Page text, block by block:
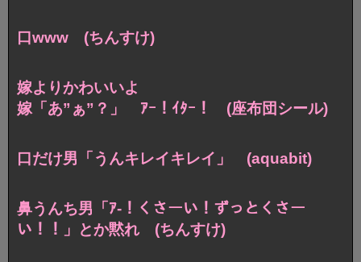
口www (ちんすけ)
嫁よりかわいいよ
嫁「あ”ぁ”？」 ｱｰ！ｲﾀｰ！ (座布団シール)
口だけ男「うんキレイキレイ」 (aquabit)
鼻うんち男「ｱ-！くさーい！ずっとくさー
い！！」とか黙れ (ちんすけ)